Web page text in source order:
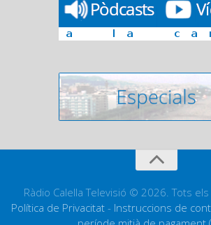
Ràdio Calella Televisió © 2026. Tots
Política de Privacitat - Instruccions de